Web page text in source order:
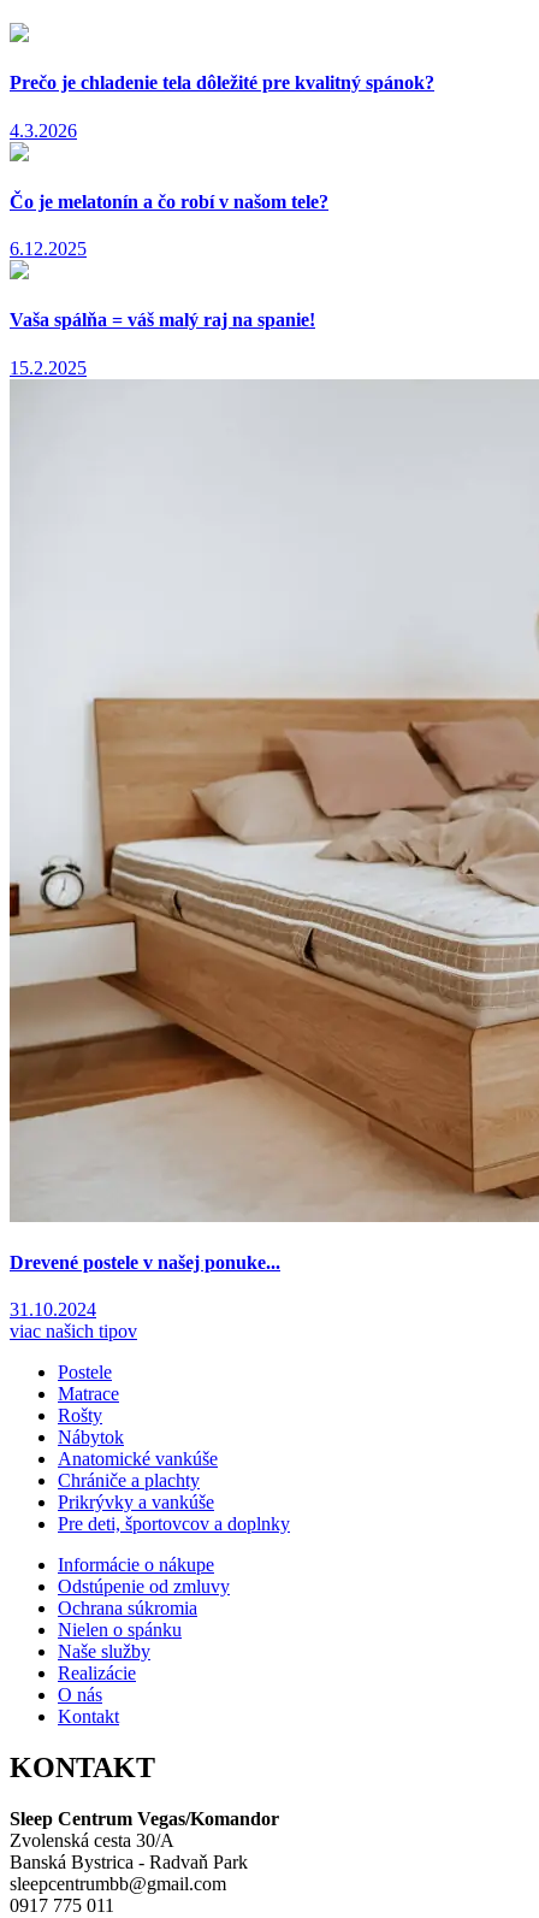
Prečo je chladenie tela dôležité pre kvalitný spánok?
4.3.2026
Čo je melatonín a čo robí v našom tele?
6.12.2025
Vaša spálňa = váš malý raj na spanie!
15.2.2025
Drevené postele v našej ponuke...
31.10.2024
viac našich tipov
Postele
Matrace
Rošty
Nábytok
Anatomické vankúše
Chrániče a plachty
Prikrývky a vankúše
Pre deti, športovcov a doplnky
Informácie o nákupe
Odstúpenie od zmluvy
Ochrana súkromia
Nielen o spánku
Naše služby
Realizácie
O nás
Kontakt
KONTAKT
Sleep Centrum Vegas/Komandor
Zvolenská cesta 30/A
Banská Bystrica - Radvaň Park
sleepcentrumbb@gmail.com
0917 775 011